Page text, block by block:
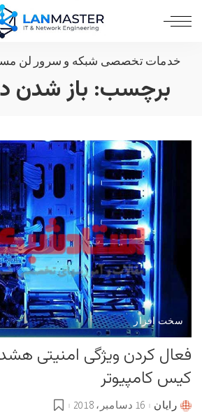
خدمات تخصصی شبکه و سرور لن
برچسب: باز
سخت افزار
فعال کردن ویژگی امنیتی
کیس کامپیوتر
Postedرایان 16 دسامبر، 2018